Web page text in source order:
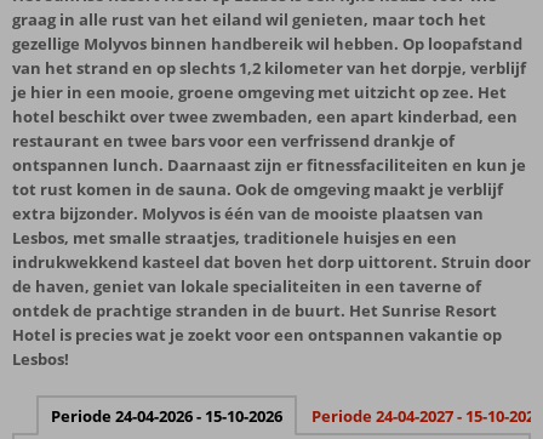
graag in alle rust van het eiland wil genieten, maar toch het
gezellige Molyvos binnen handbereik wil hebben. Op loopafstand
van het strand en op slechts 1,2 kilometer van het dorpje, verblijf
je hier in een mooie, groene omgeving met uitzicht op zee. Het
hotel beschikt over twee zwembaden, een apart kinderbad, een
restaurant en twee bars voor een verfrissend drankje of
ontspannen lunch. Daarnaast zijn er fitnessfaciliteiten en kun je
tot rust komen in de sauna. Ook de omgeving maakt je verblijf
extra bijzonder. Molyvos is één van de mooiste plaatsen van
Lesbos, met smalle straatjes, traditionele huisjes en een
indrukwekkend kasteel dat boven het dorp uittorent. Struin door
de haven, geniet van lokale specialiteiten in een taverne of
ontdek de prachtige stranden in de buurt. Het Sunrise Resort
Hotel is precies wat je zoekt voor een ontspannen vakantie op
Lesbos!
Periode 24-04-2026 - 15-10-2026 Periode 24-04-2027 - 15-10-2027